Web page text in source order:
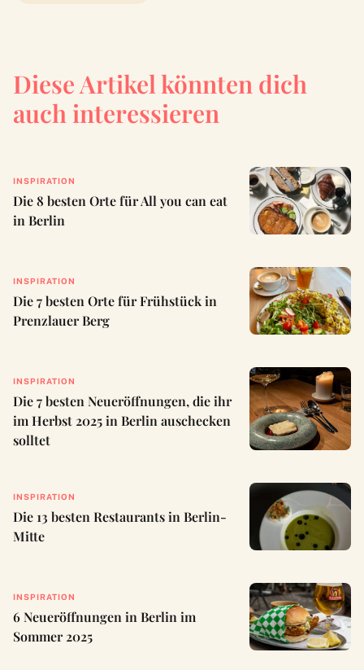
Diese Artikel könnten dich
auch interessieren
INSPIRATION
Die 8 besten Orte für All you can eat
in Berlin
INSPIRATION
Die 7 besten Orte für Frühstück in
Prenzlauer Berg
INSPIRATION
Die 7 besten Neueröffnungen, die ihr
im Herbst 2025 in Berlin auschecken
solltet
INSPIRATION
Die 13 besten Restaurants in Berlin-
Mitte
INSPIRATION
6 Neueröffnungen in Berlin im
Sommer 2025